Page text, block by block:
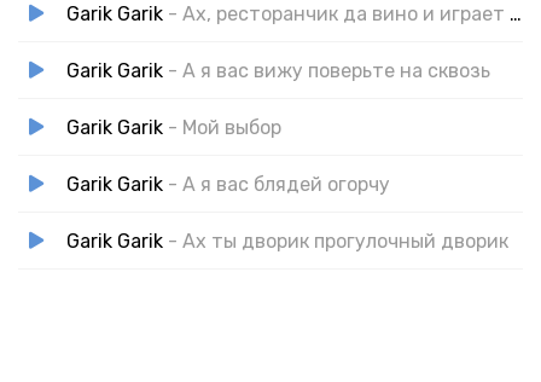
Garik Garik - Ах, ресторанчик да вино и играет музыка
Garik Garik - А я вас вижу поверьте на сквозь
Garik Garik - Мой выбор
Garik Garik - А я вас блядей огорчу
Garik Garik - Ах ты дворик прогулочный дворик